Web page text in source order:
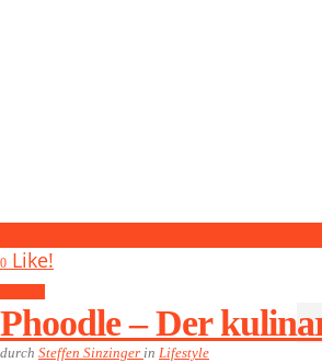
0 Like!
Phoodle – Der
durch Steffen Sinzinger in Lifestyle